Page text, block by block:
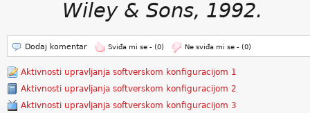
Wiley & Sons, 1992.
Dodaj komentar Sviđa mi se - (0) Ne sviđa mi se - (0)
Aktivnosti upravljanja softverskom konfiguracijom 1
Aktivnosti upravljanja softverskom konfiguracijom 2
Aktivnosti upravljanja softverskom konfiguracijom 3